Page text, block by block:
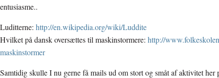
entusiasme..
Luditterne: http://en.wikipedia.org/wiki/Luddite
Hvilket på dansk oversættes til maskinstormere: http://
maskinstormer
Samtidig skulle I nu gerne få mails ud om stort og småt af aktivitet her